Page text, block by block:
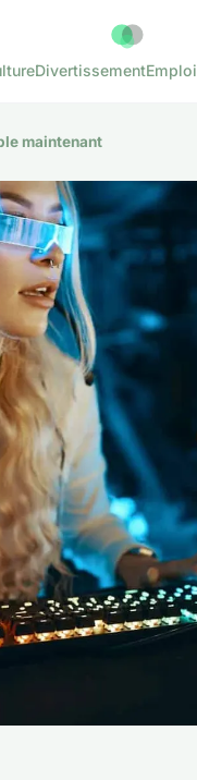
DivertissementEmploi
maintenant